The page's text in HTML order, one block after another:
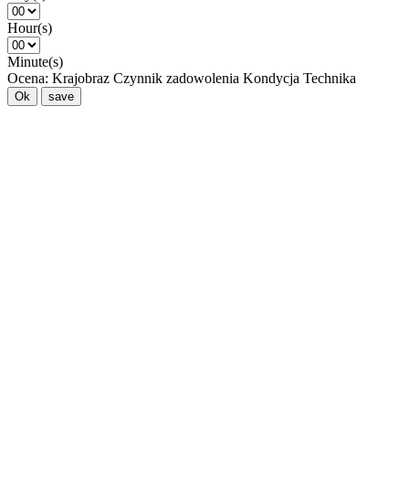
Hour(s)
Minute(s)
Ocena: Krajobraz Czynnik zadowolenia Kondycja Technika
Ok save